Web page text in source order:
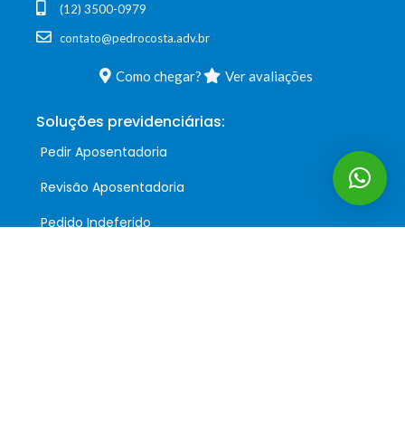
(12) 3500-0979
contato@pedrocosta.adv.br
Como chegar? Ver avaliações
Soluções previdenciárias:
Pedir Aposentadoria
Revisão Aposentadoria
Pedido Indeferido